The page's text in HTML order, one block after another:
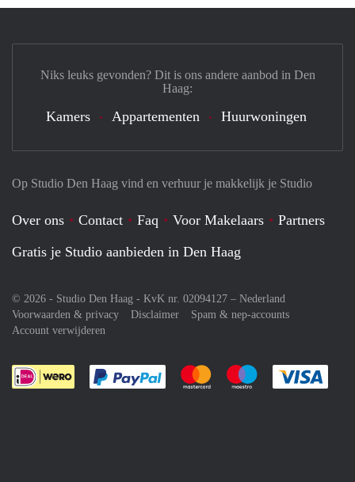
Op Studio Den Haag vind en verhuur je makkelijk je Studio
Over ons Contact Faq Voor Makelaars
Partners
Gratis je Studio aanbieden in Den Haag
© 2026 - Studio Den Haag - KvK nr. 02094127 – Nederland
Voorwaarden & privacy
Disclaimer
Spam & nep-accounts
Account verwijderen
Je rekent gemakkelijk af met Paypal
Je rekent gemakkelijk af met
Je rekent
Niks leuks gevonden? Dit is ons andere aanbod in Den
Haag:
Kamers Appartementen Huurwoningen